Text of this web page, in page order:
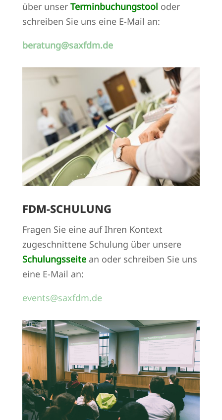
über unser Terminbuchungstool oder
schreiben Sie uns eine E-Mail an:
beratung@saxfdm.de
FDM-SCHULUNG
Fragen Sie eine auf Ihren Kontext
zugeschnittene Schulung über unsere
Schulungsseite an oder schreiben Sie uns
eine E-Mail an:
events@saxfdm.de